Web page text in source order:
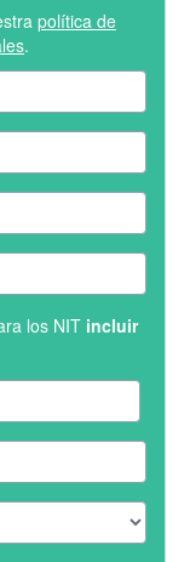
política de
.
los NIT incluir